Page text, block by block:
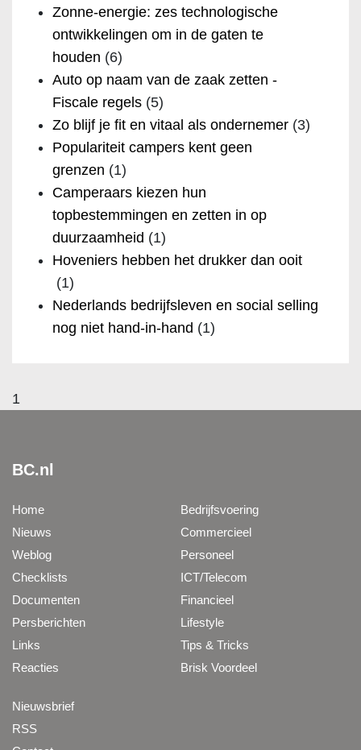
Zonne-energie: zes technologische
ontwikkelingen om in de gaten te
houden (6)
Auto op naam van de zaak zetten -
Fiscale regels (5)
Zo blijf je fit en vitaal als ondernemer (3)
Populariteit campers kent geen
grenzen (1)
Camperaars kiezen hun
topbestemmingen en zetten in op
duurzaamheid (1)
Hoveniers hebben het drukker dan ooit
(1)
Nederlands bedrijfsleven en social selling
nog niet hand-in-hand (1)
1
BC.nl
Home
Nieuws
Weblog
Checklists
Documenten
Persberichten
Links
Reacties
Bedrijfsvoering
Commercieel
Personeel
ICT/Telecom
Financieel
Lifestyle
Tips & Tricks
Brisk Voordeel
Nieuwsbrief
RSS